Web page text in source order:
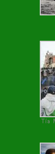
Tía